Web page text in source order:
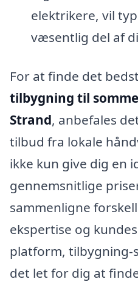
elektrikere, vil
væsentlig del af
For at finde det
tilbygning til
Strand, anbefales
tilbud fra lokale
ikke kun give dig en
gennemsnitlige
sammenligne
ekspertise og
platform, tilbygning-
det let for dig at